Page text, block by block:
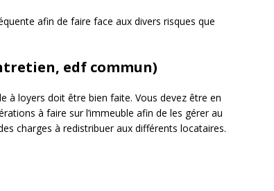
afin de faire face aux divers risques que
edf commun)
à loyers doit être bien faite. Vous devez être en
à faire sur l’immeuble afin de les gérer au
charges à redistribuer aux différents locataires.